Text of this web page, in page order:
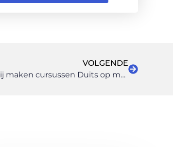
VOLGENDE
Geen talenknobbel? Geen probleem, wij maken cursussen Duits op maat